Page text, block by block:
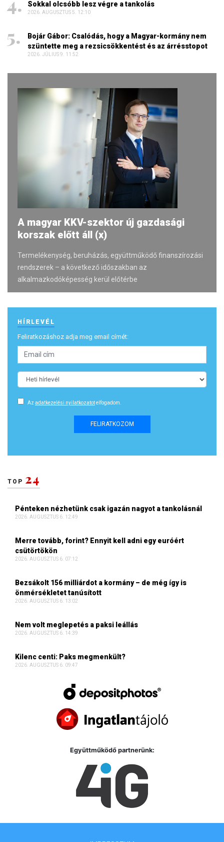
Sokkal olcsóbb lesz végre a tankolás
2026. AUGUSZTUS 5. 12:10
Bojár Gábor: Csalódás, hogy a Magyar-kormány nem
szüntette meg a rezsicsökkentést és az árrésstopot
2026. JÚLIUS 9. 11:52
A magyar KKV-szektor új gazdasági
korszak előtt áll (x)
Termelékenység, beruházás, együttműködő finanszírozási
rendszerek – a következő időszakban az
alkalmazkodóképesség kerül előtérbe
HÍRLEVÉL
Feliratkozáshoz adja meg email címét:
Az adatkezelési nyilatkozatotelfogadom.
FELIRATKOZOM
TOP 24
Pénteken nézhetünk csak igazán nagyot a tankolásnál
2026. AUGUSZTUS 6. 12:49
Merre tovább, forint? Ennyit kell adni egy euróért
csütörtökön
2026. AUGUSZTUS 6. 07:12
Bezsákolt 156 milliárdot a kormány – de még így is
önmérsékletet tanúsított
2026. AUGUSZTUS 6. 13:02
Nem volt meglepetés a paksi leállás
2026. AUGUSZTUS 6. 14:39
Kilenc centi: Paks megmenkült?
2026. AUGUSZTUS 6. 09:47
Együttműködő partnerünk: